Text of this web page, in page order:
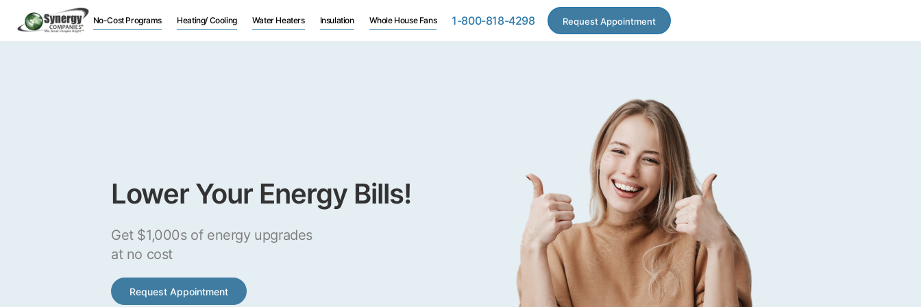
No-Cost Programs Heating/ Cooling Water Heaters Insulation Whole House Fans 1-800-818-4298 Request Appointment
Lower Your Energy Bills!
Get $1,000s of energy upgrades
at no cost
Request Appointment